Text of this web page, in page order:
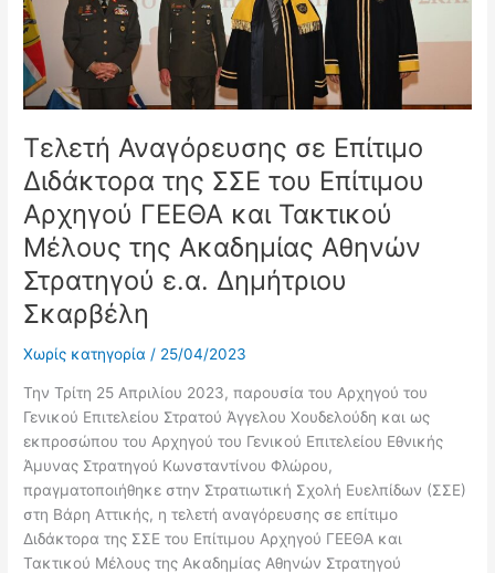
ΚΟΙΝΟΤΗΤΕΣ
ΑΣΦΑΛΕΙΑΣ
»
ΣΕ
ΒΑΘΜΙΔΑ
ΚΑΘΗΓΗΤΗ
Τελετή Αναγόρευσης σε Επίτιμο
Διδάκτορα της ΣΣΕ του Επίτιμου
Αρχηγού ΓΕΕΘΑ και Τακτικού
Μέλους της Ακαδημίας Αθηνών
Στρατηγού ε.α. Δημήτριου
Σκαρβέλη
Χωρίς κατηγορία / 25/04/2023
Την Τρίτη 25 Απριλίου 2023, παρουσία του Αρχηγού του
Γενικού Επιτελείου Στρατού Άγγελου Χουδελούδη και ως
εκπροσώπου του Αρχηγού του Γενικού Επιτελείου Εθνικής
Άμυνας Στρατηγού Κωνσταντίνου Φλώρου,
πραγματοποιήθηκε στην Στρατιωτική Σχολή Ευελπίδων (ΣΣΕ)
στη Βάρη Αττικής, η τελετή αναγόρευσης σε επίτιμο
Διδάκτορα της ΣΣΕ του Επίτιμου Αρχηγού ΓΕΕΘΑ και
Τακτικού Μέλους της Ακαδημίας Αθηνών Στρατηγού
Επίτιμο
Διδάκτορα
της
ΣΣΕ
του
Αρχηγού
ΓΕΕΘΑ
και
Τακτικού
Μέλους
της
Ακαδημίας
Αθηνών
Στρατηγού
Δημήτριου
Σκαρβέλη